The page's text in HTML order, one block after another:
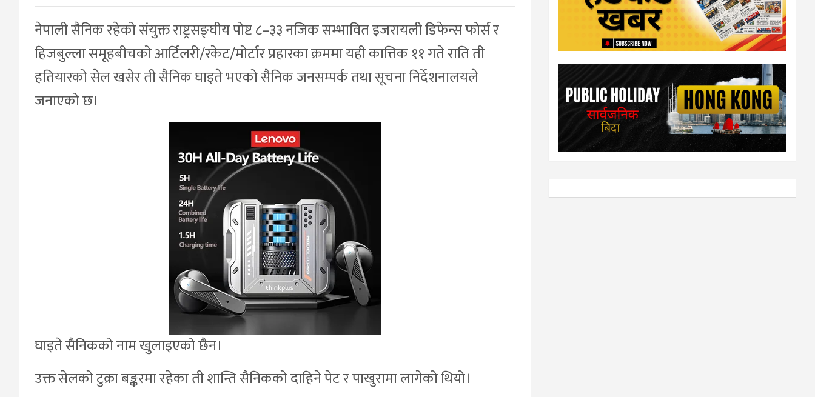
नेपाली सैनिक रहेको संयुक्त राष्ट्रसङ्घीय पोष्ट ८–३३ नजिक सम्भावित इजरायली डिफेन्स फोर्स र
हिजबुल्ला समूहबीचको आर्टिलरी/रकेट/मोर्टार प्रहारका क्रममा यही कात्तिक ११ गते राति ती
हतियारको सेल खसेर ती सैनिक घाइते भएको सैनिक जनसम्पर्क तथा सूचना निर्देशनालयले
जनाएको छ।
घाइते सैनिकको नाम खुलाइएको छैन।
उक्त सेलको टुक्रा बङ्करमा रहेका ती शान्ति सैनिकको दाहिने पेट र पाखुरामा लागेको थियो।